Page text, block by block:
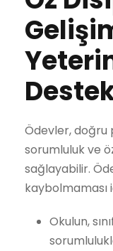
Ödevler, doğru
sorumluluk ve
sağlayabilir.
kaybolmaması
Okulun,